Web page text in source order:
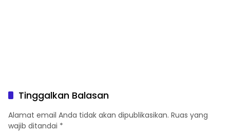
Tinggalkan Balasan
Alamat email Anda tidak akan dipublikasikan. Ruas yang
wajib ditandai *